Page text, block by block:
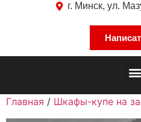
г. Минск, ул.
Главная / Шкафы-купе на